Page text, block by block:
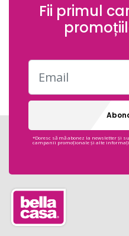
Fii primul
*Doresc să mă abonez la newsletter și
campanii promoționale și alte